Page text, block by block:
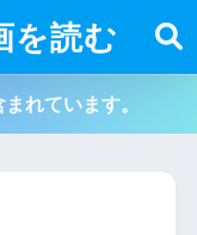
を読む
れています。